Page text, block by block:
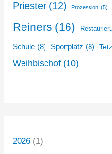
Priester (12) Prozession (5)
Reiners (16)
Schule (8) Sportplatz (8) Tetz
Weihbischof (10)
2026 (1)